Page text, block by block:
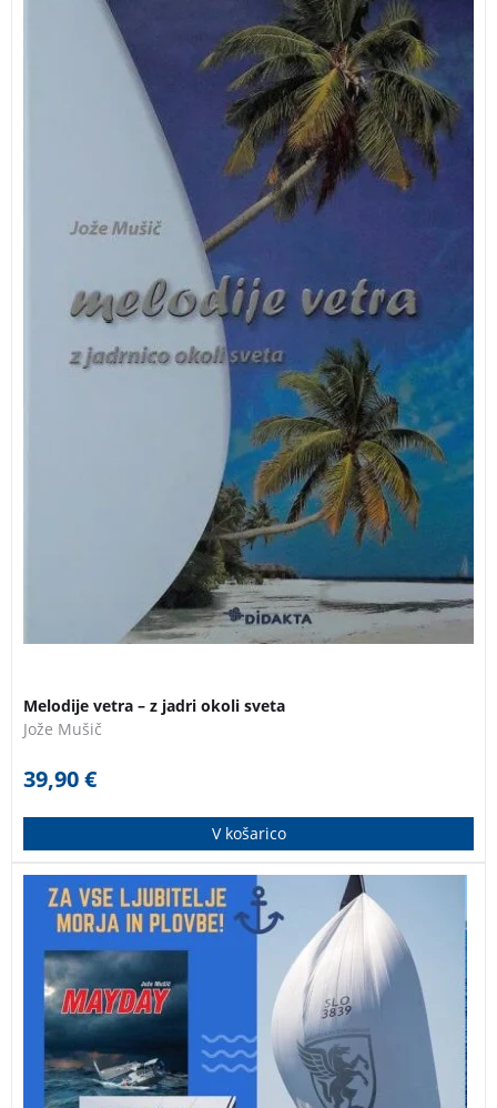
viharje oceanov je kalilo pomorščaka, ki je svoja
doživetja, občutja in spoznanja prepustil bralcem v tej
knjigi, polni lepot iz naših sanj in upanj.Jože Mušič je
v letih 1988-1990 kot prvi Slovenec objadral svet.
JOŽE MUŠIČ MELODIJE VETRA
Melodije vetra – z jadri okoli sveta
Jože Mušič
39,90€
V košarico
Komplet knjig za vse ljubitelje morja in plovbe:
Navtični priročnik, nova izdaja avtorja Igorja Orlova in
knjiga Mayday – izbor jadralskih nesreč, ki jih je zbral
in pripravil Jože Mušič, prvi Slovenec, ki je objadral
svet.